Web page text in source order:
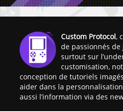
Custom Protocol,
de passionnés
surtout sur
customisation,
conception de tutoriels
aider dans la
aussi l’information via des